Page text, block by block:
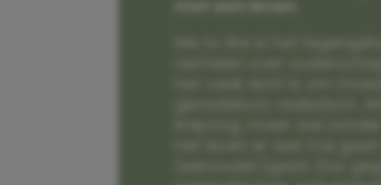
met een leven